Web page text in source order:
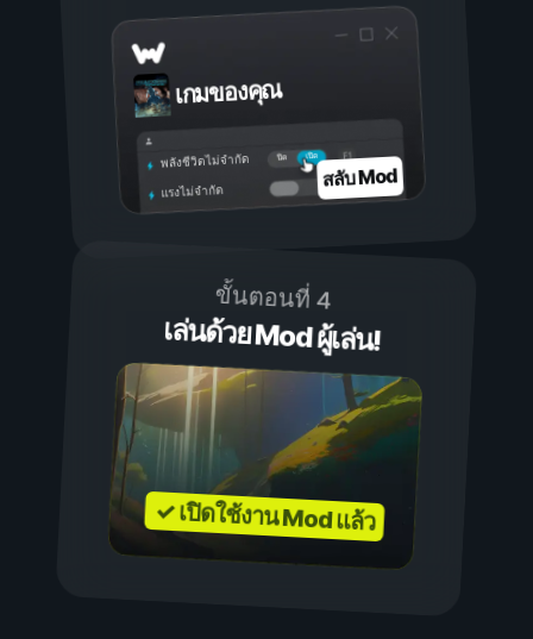
เกมของคุณ
เปิด
ปิด
พลังชีวิตไม่จำกัด
แรงไม่จำกัด สลับ Mod
ขั้นตอนที่ 4
เล่นด้วย Mod ผู้เล่น!
✓ เปิดใช้งาน Mod แล้ว